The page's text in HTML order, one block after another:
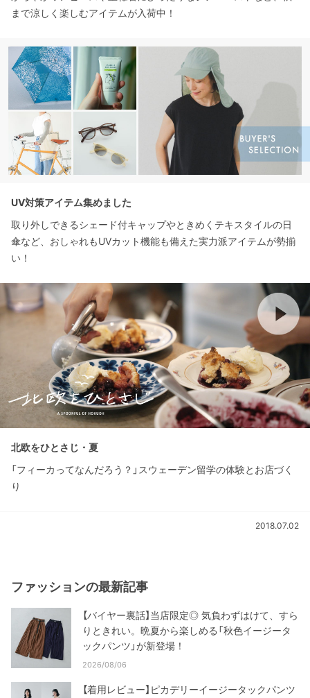
まで涼しく楽しむアイテムが入荷中！
UV対策アイテム集めました
取り外しできるシェード付キャップやときめくテキスタイルの日
傘など、おしゃれもUVカット機能も備えた実力派アイテムが勢揃
い！
北欧をひとさじ・夏
「フィーカってなんだろう？」スウェーデン留学の体験とお店づく
り
2018.07.02
ファッションの最新記事
【バイヤー裏話】当店限定◎ 気負わずはけて、すら
りときれい。晩夏から楽しめる「秋色イージータ
ックパンツ」が新登場！
2026/08/06
【着用レビュー】ピカデリーイージータックパンツ